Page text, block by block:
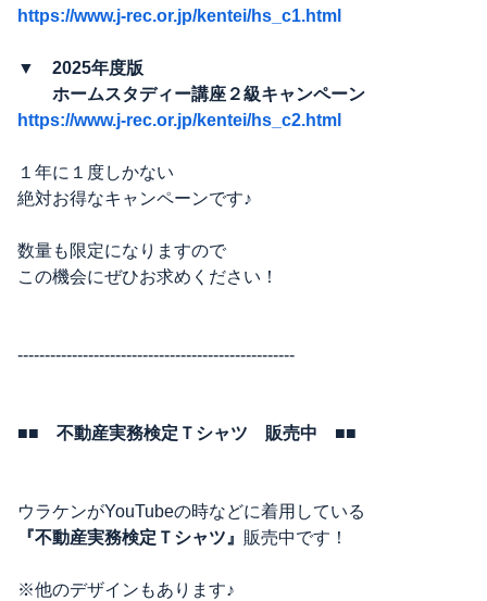
https://www.j-rec.or.jp/kentei/hs_c1.html
▼ 2025年度版
ホームスタディー講座２級キャンペーン
https://www.j-rec.or.jp/kentei/hs_c2.html
１年に１度しかない
絶対お得なキャンペーンです♪
数量も限定になりますので
この機会にぜひお求めください！
---------------------------------------------------
■■ 不動産実務検定Ｔシャツ 販売中 ■■
ウラケンがYouTubeの時などに着用している
『不動産実務検定Ｔシャツ』 販売中です！
※他のデザインもあります♪